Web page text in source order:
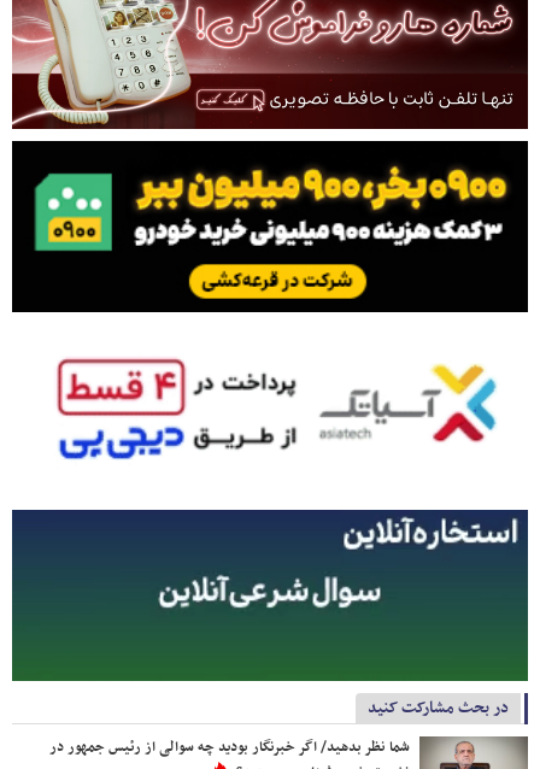
در بحث مشارکت کنید
شما نظر بدهید/ اگر خبرنگار بودید چه سوالی از رئیس جمهور در